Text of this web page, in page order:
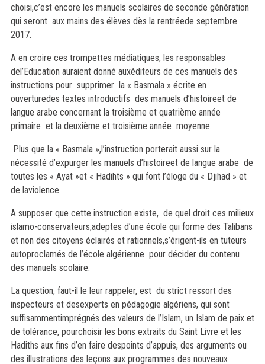
choisi,c’est encore les manuels scolaires de seconde génération
qui seront aux mains des élèves dès la rentréede septembre
2017.
A en croire ces trompettes médiatiques, les responsables
del’Education auraient donné auxéditeurs de ces manuels des
instructions pour supprimer la « Basmala » écrite en
ouverturedes textes introductifs des manuels d’histoireet de
langue arabe concernant la troisième et quatrième année
primaire et la deuxième et troisième année moyenne.
Plus que la « Basmala »,l’instruction porterait aussi sur la
nécessité d’expurger les manuels d’histoireet de langue arabe de
toutes les « Ayat »et « Hadihts » qui font l’éloge du « Djihad » et
de laviolence.
A supposer que cette instruction existe, de quel droit ces milieux
islamo-conservateurs,adeptes d’une école qui forme des Talibans
et non des citoyens éclairés et rationnels,s’érigent-ils en tuteurs
autoproclamés de l’école algérienne pour décider du contenu
des manuels scolaire.
La question, faut-il le leur rappeler, est du strict ressort des
inspecteurs et desexperts en pédagogie algériens, qui sont
suffisammentimprégnés des valeurs de l’Islam, un Islam de paix et
de tolérance, pourchoisir les bons extraits du Saint Livre et les
Hadiths aux fins d’en faire despoints d’appuis, des arguments ou
des illustrations des leçons aux programmes des nouveaux